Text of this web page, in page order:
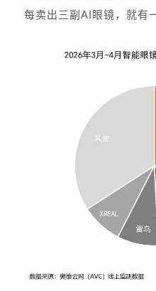
每卖出三副AI眼镜，就有